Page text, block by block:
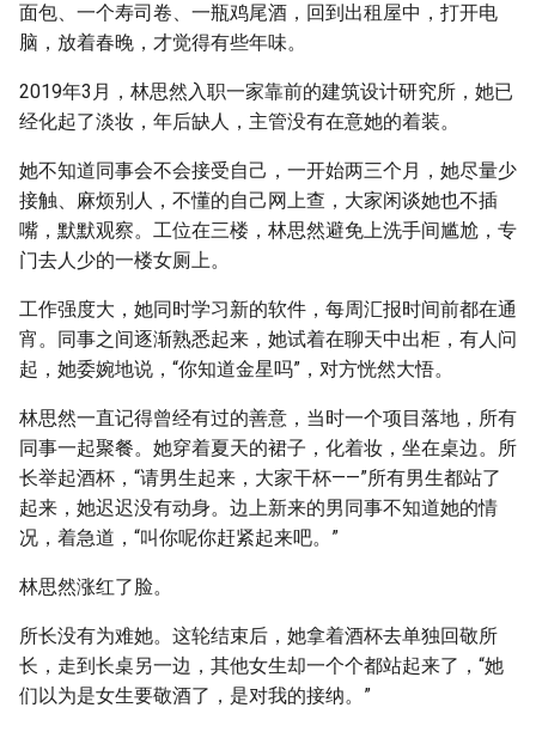
面包、一个寿司卷、一瓶鸡尾酒，回到出租屋中，打开电
脑，放着春晚，才觉得有些年味。
2019年3月，林思然入职一家靠前的建筑设计研究所，她已
经化起了淡妆，年后缺人，主管没有在意她的着装。
她不知道同事会不会接受自己，一开始两三个月，她尽量少
接触、麻烦别人，不懂的自己网上查，大家闲谈她也不插
嘴，默默观察。工位在三楼，林思然避免上洗手间尴尬，专
门去人少的一楼女厕上。
工作强度大，她同时学习新的软件，每周汇报时间前都在通
宵。同事之间逐渐熟悉起来，她试着在聊天中出柜，有人问
起，她委婉地说，“你知道金星吗”，对方恍然大悟。
林思然一直记得曾经有过的善意，当时一个项目落地，所有
同事一起聚餐。她穿着夏天的裙子，化着妆，坐在桌边。所
长举起酒杯，“请男生起来，大家干杯——”所有男生都站了
起来，她迟迟没有动身。边上新来的男同事不知道她的情
况，着急道，“叫你呢你赶紧起来吧。”
林思然涨红了脸。
所长没有为难她。这轮结束后，她拿着酒杯去单独回敬所
长，走到长桌另一边，其他女生却一个个都站起来了，“她
们以为是女生要敬酒了，是对我的接纳。”